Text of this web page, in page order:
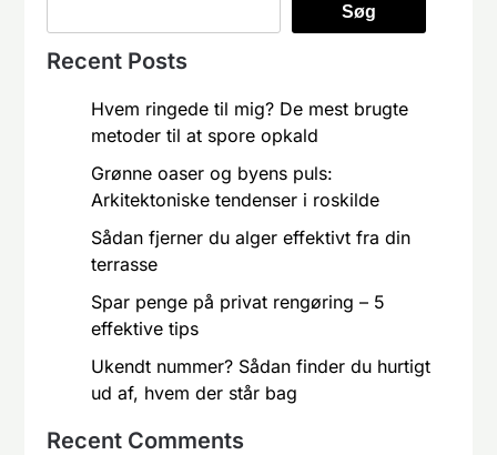
Søg
Recent Posts
Hvem ringede til mig? De mest brugte
metoder til at spore opkald
Grønne oaser og byens puls:
Arkitektoniske tendenser i roskilde
Sådan fjerner du alger effektivt fra din
terrasse
Spar penge på privat rengøring – 5
effektive tips
Ukendt nummer? Sådan finder du hurtigt
ud af, hvem der står bag
Recent Comments